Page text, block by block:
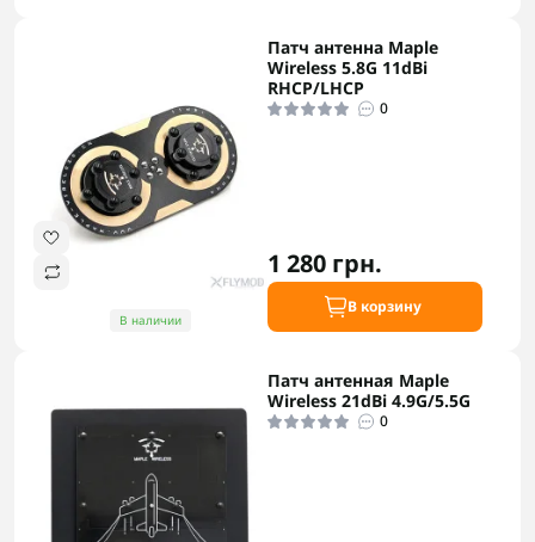
В наличии
Патч антенна Maple
Wireless 5.8G 11dBi
RHCP/LHCP
0
1 280 грн.
В корзину
Патч антенная Maple
Wireless 21dBi 4.9G/5.5G
0